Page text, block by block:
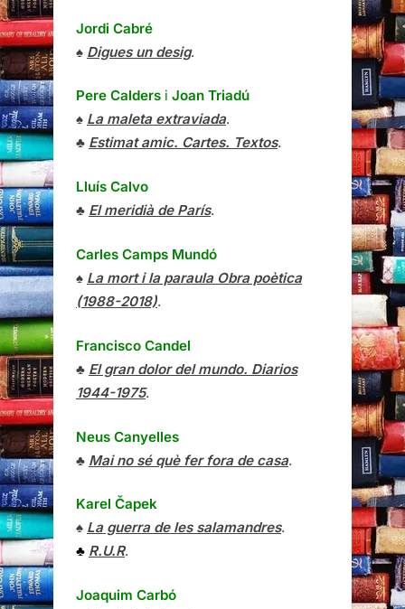
Jordi Cabré
♠ Digues un desig.
Pere Calders i Joan Triadú
♠ La maleta extraviada.
♣ Estimat amic. Cartes. Textos.
Lluís Calvo
♣ El meridià de París.
Carles Camps Mundó
♠ La mort i la paraula Obra poètica
(1988-2018).
Francisco Candel
♣ El gran dolor del mundo. Diarios
1944-1975.
Neus Canyelles
♣ Mai no sé què fer fora de casa.
Karel Čapek
♠ La guerra de les salamandres.
♣ R.U.R.
Joaquim Carbó